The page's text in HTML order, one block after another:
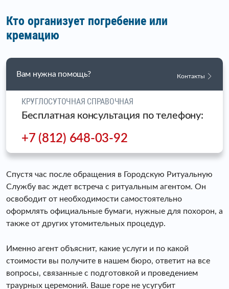
Кто организует погребение или
кремацию
Вам нужна помощь? Контакты
КРУГЛОСУТОЧНАЯ СПРАВОЧНАЯ
Бесплатная консультация по телефону:
+7 (812) 648-03-92
Спустя час после обращения в Городскую Ритуальную
Службу вас ждет встреча с ритуальным агентом. Он
освободит от необходимости самостоятельно
оформлять официальные бумаги, нужные для похорон, а
также от других утомительных процедур.
Именно агент объяснит, какие услуги и по какой
стоимости вы получите в нашем бюро, ответит на все
вопросы, связанные с подготовкой и проведением
траурных церемоний. Ваше горе не усугубит